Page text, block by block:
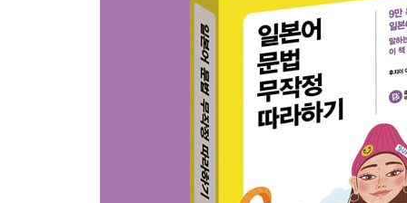
여덟째마디ㆍ1류동사가 お단으로 바뀌는 활용형
아홉째마디ㆍ동사의 또 다른 활용형, て형